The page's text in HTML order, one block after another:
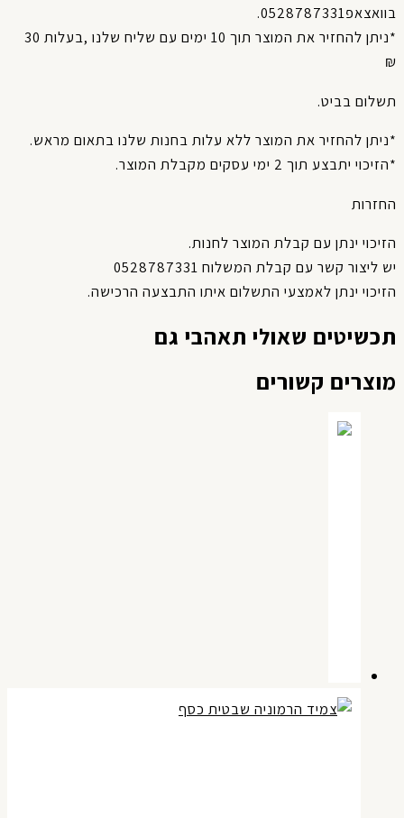
*ניתן להחזיר את המוצר תוך 10 ימים עם שליח שלנו ,בעלות 30
בביט.
להחזיר את המוצר ללא עלות בחנות שלנו בתאום מראש.
יתבצע תוך 2 ימי עסקים מקבלת המוצר.
ינתן עם קבלת המוצר לחנות.
ליצור קשר עם קבלת המשלוח 0528787331
ינתן לאמצעי התשלום איתו התבצעה הרכישה.
שאולי תאהבי גם
קשורים